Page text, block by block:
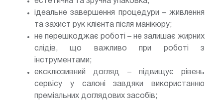
ідеальне завершення процедури – живлення
та захист рук клієнта після манікюру;
не перешкоджає роботі – не залишає жирних
слідів, що важливо при роботі з
інструментами;
ексклюзивний догляд – підвищує рівень
сервісу у салоні завдяки використанню
преміальних доглядових засобів;